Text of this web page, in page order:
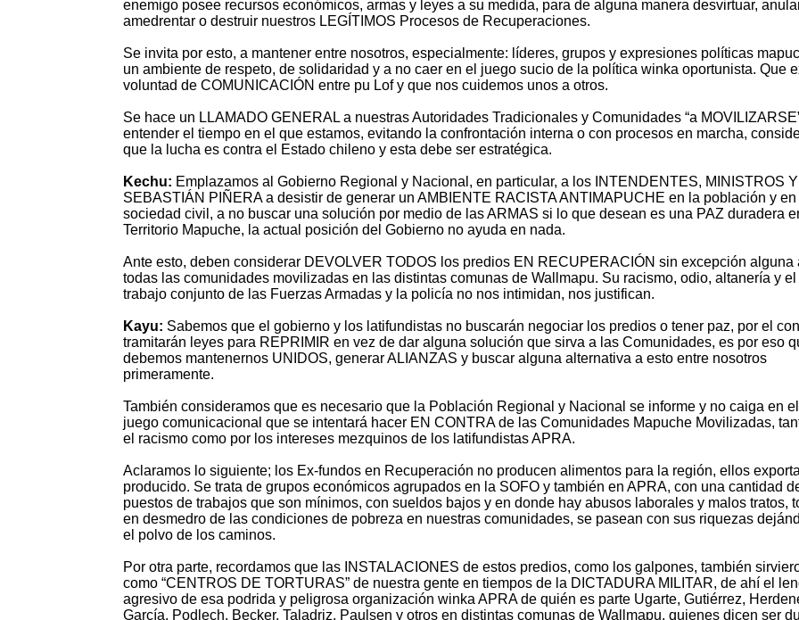
enemigo posee recursos económicos, armas y leyes a su medida, para de alguna manera desvirtuar,
amedrentar o destruir nuestros LEGÍTIMOS Procesos de Recuperaciones.
Se invita por esto, a mantener entre nosotros, especialmente: líderes, grupos y expresiones políticas
un ambiente de respeto, de solidaridad y a no caer en el juego sucio de la política winka oportunista. Que
voluntad de COMUNICACIÓN entre pu Lof y que nos cuidemos unos a otros.
Se hace un LLAMADO GENERAL a nuestras Autoridades Tradicionales y Comunidades “a
entender el tiempo en el que estamos, evitando la confrontación interna o con procesos en marcha,
que la lucha es contra el Estado chileno y esta debe ser estratégica.
Kechu: Emplazamos al Gobierno Regional y Nacional, en particular, a los INTENDENTES, MINISTROS Y
SEBASTIÁN PIÑERA a desistir de generar un AMBIENTE RACISTA ANTIMAPUCHE en la población y en
sociedad civil, a no buscar una solución por medio de las ARMAS si lo que desean es una PAZ duradera
Territorio Mapuche, la actual posición del Gobierno no ayuda en nada.
Ante esto, deben considerar DEVOLVER TODOS los predios EN RECUPERACIÓN sin excepción alguna
todas las comunidades movilizadas en las distintas comunas de Wallmapu. Su racismo, odio, altanería y el
trabajo conjunto de las Fuerzas Armadas y la policía no nos intimidan, nos justifican.
Kayu: Sabemos que el gobierno y los latifundistas no buscarán negociar los predios o tener paz, por el
tramitarán leyes para REPRIMIR en vez de dar alguna solución que sirva a las Comunidades, es por eso
debemos mantenernos UNIDOS, generar ALIANZAS y buscar alguna alternativa a esto entre nosotros
primeramente.
También consideramos que es necesario que la Población Regional y Nacional se informe y no caiga en el
juego comunicacional que se intentará hacer EN CONTRA de las Comunidades Mapuche Movilizadas,
el racismo como por los intereses mezquinos de los latifundistas APRA.
Aclaramos lo siguiente; los Ex-fundos en Recuperación no producen alimentos para la región, ellos
producido. Se trata de grupos económicos agrupados en la SOFO y también en APRA, con una cantidad
puestos de trabajos que son mínimos, con sueldos bajos y en donde hay abusos laborales y malos tratos,
en desmedro de las condiciones de pobreza en nuestras comunidades, se pasean con sus riquezas
el polvo de los caminos.
Por otra parte, recordamos que las INSTALACIONES de estos predios, como los galpones, también
como “CENTROS DE TORTURAS” de nuestra gente en tiempos de la DICTADURA MILITAR, de ahí el
agresivo de esa podrida y peligrosa organización winka APRA de quién es parte Ugarte, Gutiérrez,
García, Podlech, Becker, Taladriz, Paulsen y otros en distintas comunas de Wallmapu, quienes dicen ser